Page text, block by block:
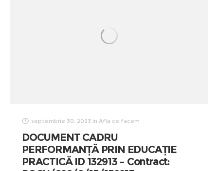
septembrie 30, 2023 in Afla ce facem
DOCUMENT CADRU
PERFORMANȚĂ PRIN EDUCAȚIE
PRACTICĂ ID 132913 – Contract: